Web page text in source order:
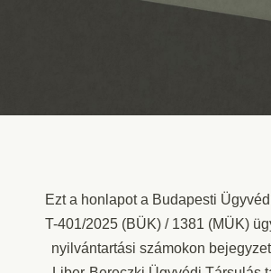
Ezt a honlapot a Budapesti
T-401/2025 (BÜK) / 1381 (MÜK)
nyilvántartási számokon